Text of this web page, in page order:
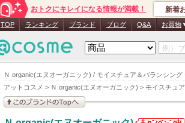
Ｎ organic(エヌオーガニック) / モイスチュア＆バランシング
アットコスメ > Ｎ organic(エヌオーガニック) > モイスチュ
おトクにキレイになる情報が満載！ 新着
TOP ランキング ブランド ブログ Q&A お買物